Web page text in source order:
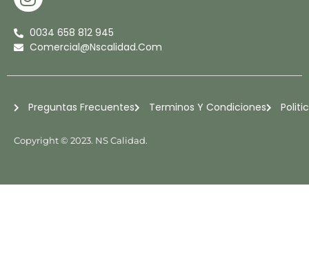
N
S
T
G
R
A
M
0034 658 812 945
Comercial@nscalidad.com
Copyright © 2023. NS Calidad.
Preguntas Frecuentes Terminos Y Condiciones